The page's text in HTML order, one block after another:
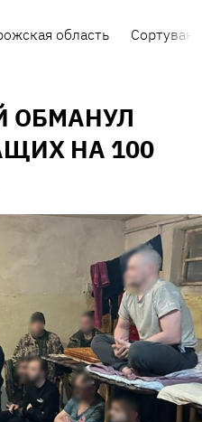
область
ОБМАНУЛ
НА 100